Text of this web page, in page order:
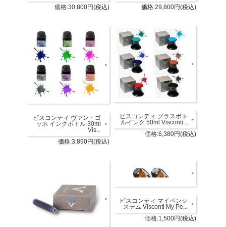
価格:30,800円(税込)
価格:29,800円(税込)
ビスコンティ ヴァン・ゴ
ッホ インクボトル 30ml
Vis...
価格:3,890円(税込)
ビスコンティ グラスボト
ルインク 50ml Visconti...
価格:6,380円(税込)
ビスコンティ マイペンシ
ステム Visconti My Pe...
価格:1,500円(税込)